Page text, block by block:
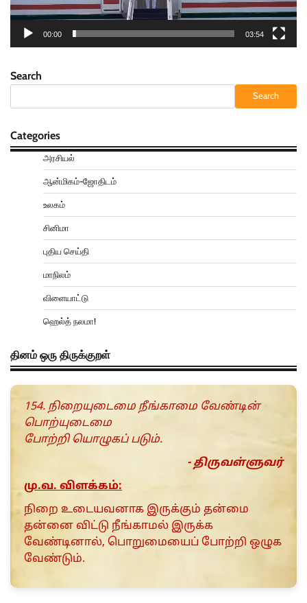
00:00 03:54
Search
Search
Categories
அரசியல்
ஆன்மிகம்-ஜோதிடம்
உலகம்
சினிமா
புதிய செய்தி
மாநிலம்
விளையாட்டு
ஹெல்த் நலமா!
தினம் ஒரு திருக்குறள்
154. நிறையுடைமை நீங்காமை வேண்டின்
பொற்யுடைமை
போற்றி யொழுகப் படும்.
- திருவள்ளுவர்
மு.வ. விளக்கம்:
நிறை உடையவனாக இருக்கும் தன்மை
தன்னை விட்டு நீங்காமல் இருக்க
வேண்டினால், பொறுமையைப் போற்றி ஒழுக
வேண்டும்.